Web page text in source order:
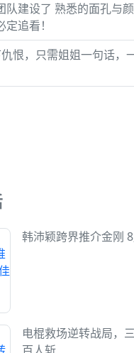
队建设了 熟悉的面孔与颜
追看！
恨，只需姐姐一句话，
韩沛颖跨界推介金刚
电棍救场逆转战局，